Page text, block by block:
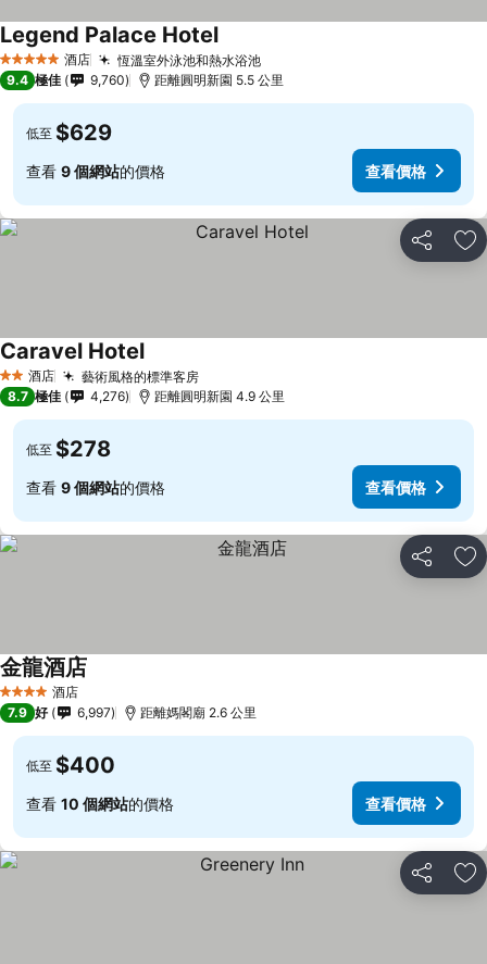
5 星級 酒店 恆溫室外泳池和熱水浴池
Legend Palace Hotel
9.4 極佳 9,760 距離圓明新園 5.5 公里
低至 $629
查看 9 個網站的價格 查看價格
分享 放
2 星級酒店 藝術風格的標準客房
Caravel Hotel
8.7 極佳 4,276 距離圓明新園 4.9 公里
低至 $278
查看 9 個網站的價格 查看價格
分享 放
4 星級 酒店
金龍酒店
7.9 好 6,997 距離媽閣廟 2.6 公里
低至 $400
查看 10 個網站的價格 查看價格
分享 放